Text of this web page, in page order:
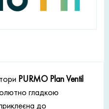
PURMO Plan Ventil
гладкою
до